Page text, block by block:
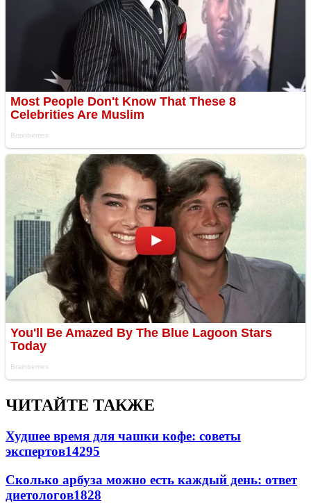
ЧИТАЙТЕ ТАКЖЕ
Худшее время для чашки кофе: советы
экспертов14295
Сколько арбуза можно есть каждый день: ответ
диетологов1828